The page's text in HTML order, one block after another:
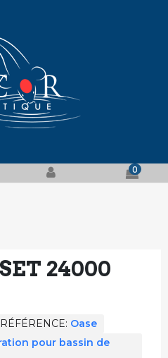
0
24000
RÉFÉRENCE Oase
pour bassin de